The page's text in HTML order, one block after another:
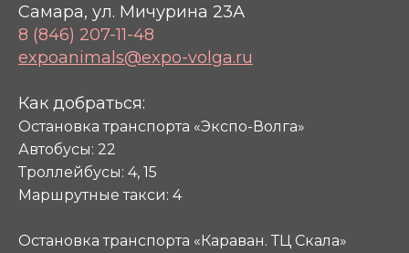
Самара, ул. Мичурина 23А
8 (846) 207-11-48
expoanimals@expo-volga.ru
Как добраться:
Остановка транспорта «Экспо-Волга»
Автобусы: 22
Троллейбусы: 4, 15
Маршрутные такси: 4
Остановка транспорта «Караван. ТЦ Скала»